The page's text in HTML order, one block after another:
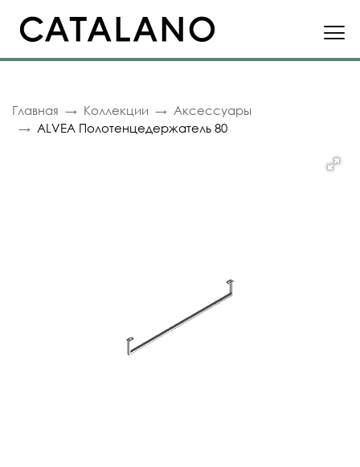
Главная Коллекции
Аксессуары
ALVEA Полотенцедержатель 80